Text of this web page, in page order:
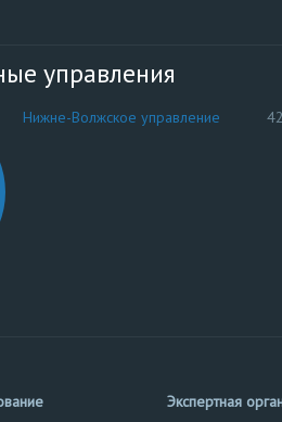
управления
Нижне-Волжское управление
Экспертная